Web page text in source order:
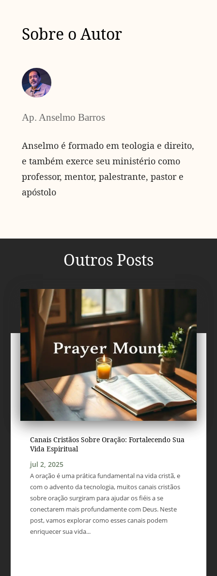
Sobre o Autor
Ap. Anselmo Barros
Anselmo é formado em teologia e direito,
e também exerce seu ministério como
professor, mentor, palestrante, pastor e
apóstolo
Outros Posts
Canais Cristãos Sobre Oração: Fortalecendo Sua
Vida Espiritual
jul 2, 2025
A oração é uma prática fundamental na vida cristã, e
com o advento da tecnologia, muitos canais cristãos
sobre oração surgiram para ajudar os fiéis a se
conectarem mais profundamente com Deus. Neste
post, vamos explorar como esses canais podem
enriquecer sua vida...